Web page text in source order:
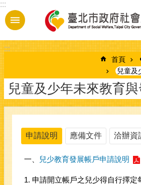
跳到主要內容區塊
:::
:::
首頁
兒童及
兒童及少年未來教育
申請說明 應備文件 洽辦資
一、 兒少教育發展帳戶申請說明
申請開立帳戶之兒少得自行擇定